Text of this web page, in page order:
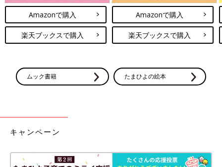
Amazonで購入
楽天ブックスで購入
Amazonで購入
楽天ブックスで購入
ムック書籍 たまひよの絵本
キャンペーン